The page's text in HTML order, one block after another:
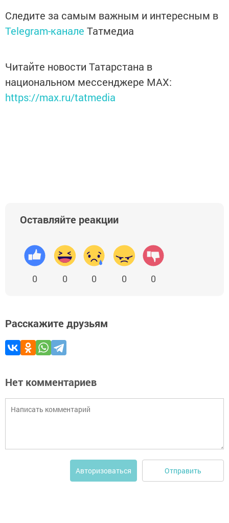
Следите за самым важным и интересным в
Telegram-канале Татмедиа
Читайте новости Татарстана в
национальном мессенджере MАХ:
https://max.ru/tatmedia
Оставляйте реакции
0 0 0 0 0
Расскажите друзьям
Нет комментариев
Авторизоваться Отправить